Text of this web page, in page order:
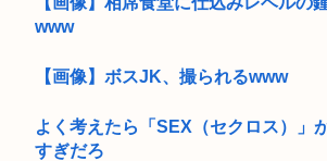
www
【画像】ボスJK、撮られるwww
よく考えたら「SEX（セクロス）」
すぎだろ